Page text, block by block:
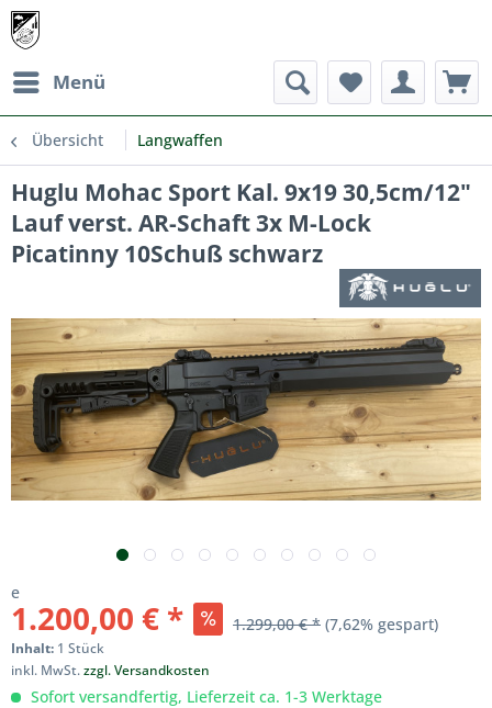
Menü
Übersicht Langwaffen
Huglu Mohac Sport Kal. 9x19 30,5cm/12"
Lauf verst. AR-Schaft 3x M-Lock
Picatinny 10Schuß schwarz
e
1.200,00 € * 1.299,00 € * (7,62% gespart)
Inhalt: 1 Stück
inkl. MwSt.zzgl. Versandkosten
Sofort versandfertig, Lieferzeit ca. 1-3 Werktage